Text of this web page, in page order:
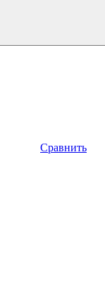
Сравнить